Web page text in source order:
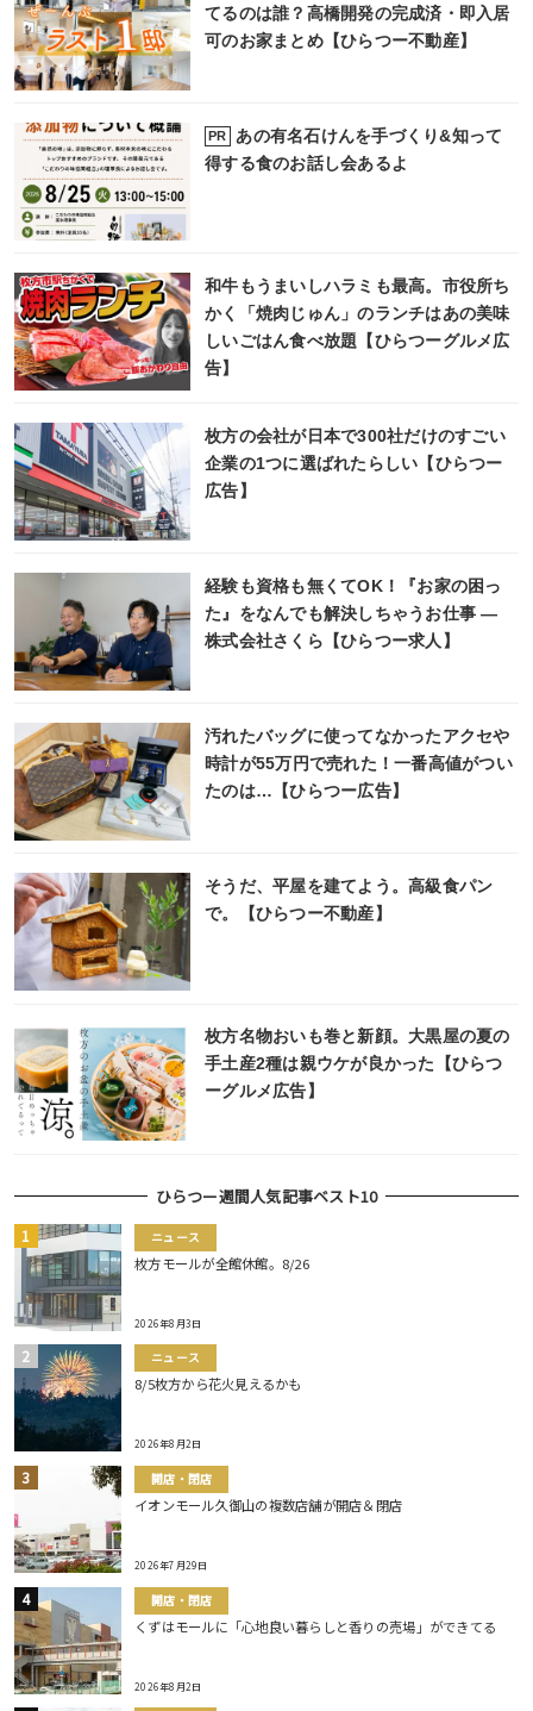
てるのは誰？高橋開発の完成済・即入居
可のお家まとめ【ひらつー不動産】
PR
あの有名石けんを手づくり&知って
得する食のお話し会あるよ
和牛もうまいしハラミも最高。市役所ち
かく「焼肉じゅん」のランチはあの美味
しいごはん食べ放題【ひらつーグルメ広
告】
枚方の会社が日本で300社だけのすごい
企業の1つに選ばれたらしい【ひらつー
広告】
経験も資格も無くてOK！『お家の困っ
た』をなんでも解決しちゃうお仕事 ―
株式会社さくら【ひらつー求人】
汚れたバッグに使ってなかったアクセや
時計が55万円で売れた！一番高値がつい
たのは…【ひらつー広告】
そうだ、平屋を建てよう。高級食パン
で。【ひらつー不動産】
枚方名物おいも巻と新顔。大黒屋の夏の
手土産2種は親ウケが良かった【ひらつ
ーグルメ広告】
ひらつー週間人気記事ベスト10
ニュース
枚方モールが全館休館。8/26
2026年8月3日
ニュース
8/5枚方から花火見えるかも
2026年8月2日
開店・閉店
イオンモール久御山の複数店舗が開店＆閉店
2026年7月29日
開店・閉店
くずはモールに「心地良い暮らしと香りの売場」ができてる
2026年8月2日